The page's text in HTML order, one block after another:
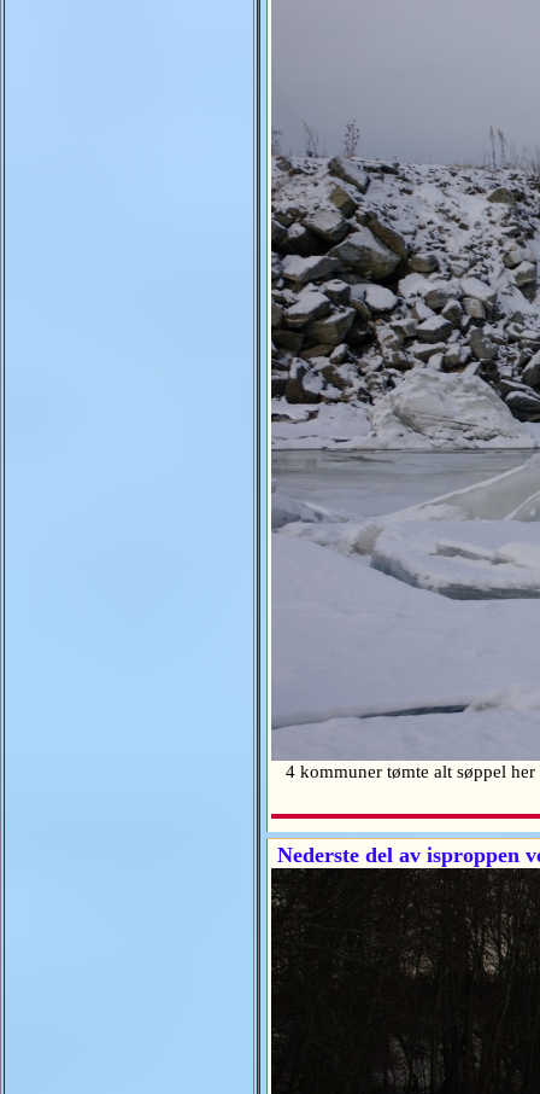
4 kommuner tømte alt søppel
Nederste del av isproppen